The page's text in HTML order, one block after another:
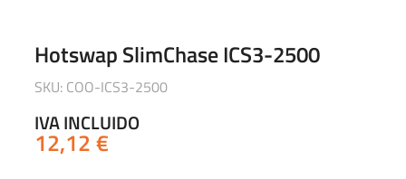
Hotswap SlimChase ICS3-2500
SKU: COO-ICS3-2500
IVA INCLUIDO
12,12€